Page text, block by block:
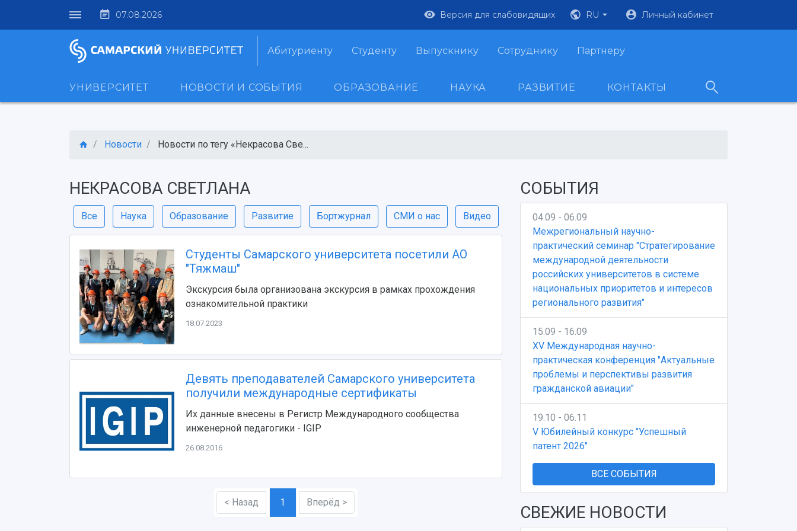
07.08.2026 Версия для слабовидящих RU Личный кабинет
Абитуриенту Студенту Выпускнику Сотруднику Партнеру
УНИВЕРСИТЕТ НОВОСТИ И СОБЫТИЯ ОБРАЗОВАНИЕ НАУКА РАЗВИТИЕ КОНТАКТЫ
Новости Новости по тегу «Некрасова Све...
НЕКРАСОВА СВЕТЛАНА
Все Наука Образование Развитие Бортжурнал СМИ о нас Видео
Студенты Самарского университета посетили АО
"Тяжмаш"
Экскурсия была организована экскурсия в рамках прохождения
ознакомительной практики
18.07.2023
Девять преподавателей Самарского университета
получили международные сертификаты
Их данные внесены в Регистр Международного сообщества
инженерной педагогики - IGIP
26.08.2016
< Назад 1 Вперёд >
СОБЫТИЯ
04.09 - 06.09
Межрегиональный научно-
практический семинар "Стратегирование
международной деятельности
российских университетов в системе
национальных приоритетов и интересов
регионального развития"
15.09 - 16.09
XV Международная научно-
практическая конференция "Актуальные
проблемы и перспективы развития
гражданской авиации"
19.10 - 06.11
V Юбилейный конкурс "Успешный
патент 2026"
ВСЕ СОБЫТИЯ
СВЕЖИЕ НОВОСТИ